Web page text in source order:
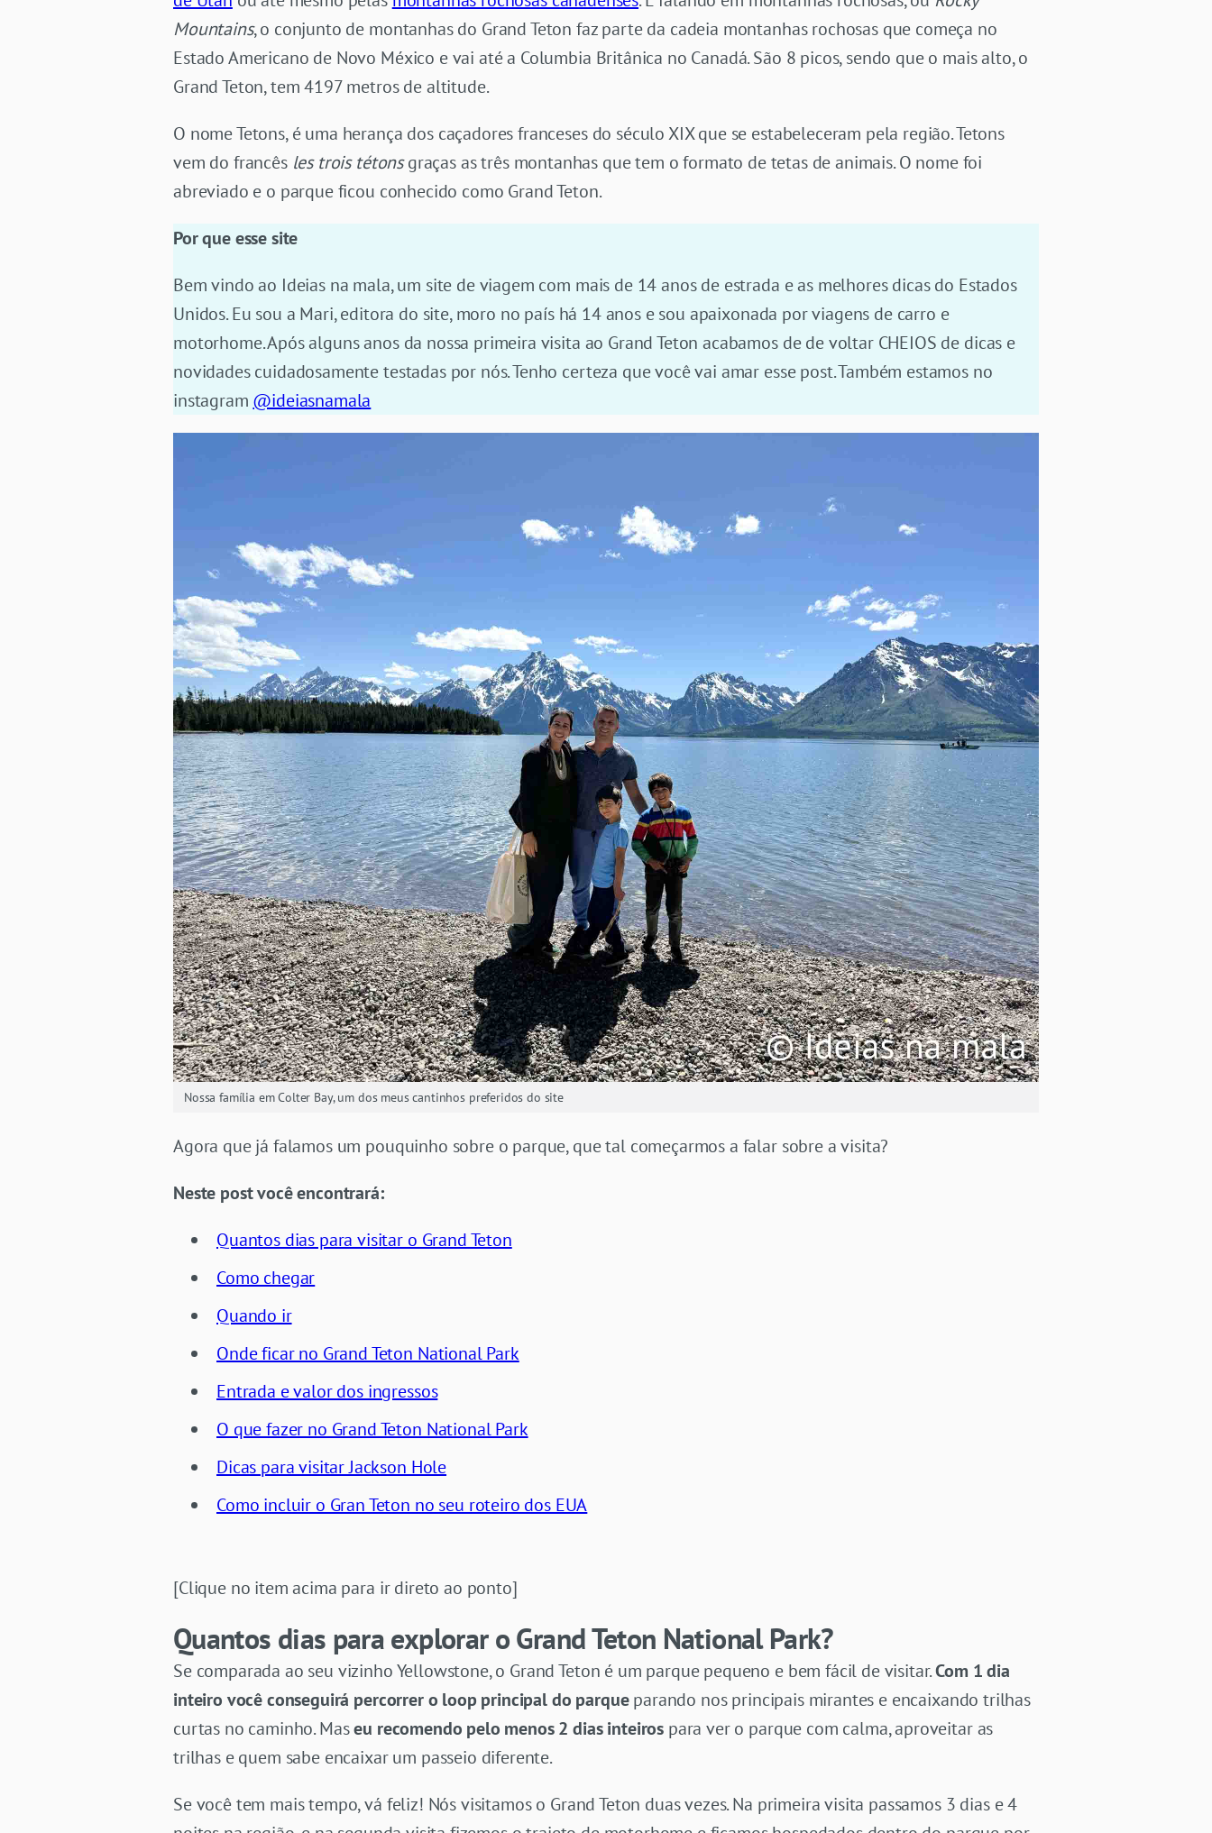
Mountains, o conjunto de montanhas do Grand Teton faz parte da cadeia montanhas rochosas que começa no
Estado Americano de Novo México e vai até a Columbia Britânica no Canadá. São 8 picos, sendo que o mais alto, o
Grand Teton, tem 4197 metros de altitude.
O nome Tetons, é uma herança dos caçadores franceses do século XIX que se estabeleceram pela região. Tetons
vem do francês les trois tétonsgraças as três montanhas que tem o formato de tetas de animais. O nome foi
abreviado e o parque ficou conhecido como Grand Teton.
Por que esse site
Bem vindo ao Ideias na mala, um site de viagem com mais de 14 anos de estrada e as melhores dicas do Estados
Unidos. Eu sou a Mari, editora do site, moro no país há 14 anos e sou apaixonada por viagens de carro e
motorhome. Após alguns anos da nossa primeira visita ao Grand Teton acabamos de de voltar CHEIOS de dicas e
novidades cuidadosamente testadas por nós. Tenho certeza que você vai amar esse post. Também estamos no
instagram @ideiasnamala
Nossa família em Colter Bay, um dos meus cantinhos preferidos do site
Agora que já falamos um pouquinho sobre o parque, que tal começarmos a falar sobre a visita?
Neste post você encontrará:
Quantos dias para visitar o Grand Teton
Como chegar
Quando ir
Onde ficar no Grand Teton National Park
Entrada e valor dos ingressos
O que fazer no Grand Teton National Park
Dicas para visitar Jackson Hole
Como incluir o Gran Teton no seu roteiro dos EUA
[Clique no item acima para ir direto ao ponto]
Quantos dias para explorar o Grand Teton National Park?
Se comparada ao seu vizinho Yellowstone, o Grand Teton é um parque pequeno e bem fácil de visitar.Com 1 dia
inteiro você conseguirá percorrer o loop principal do parqueparando nos principais mirantes e encaixando trilhas
curtas no caminho. Maseu recomendo pelo menos 2 dias inteiros para ver o parque com calma, aproveitar as
trilhas e quem sabe encaixar um passeio diferente.
Se você tem mais tempo, vá feliz! Nós visitamos o Grand Teton duas vezes. Na primeira visita passamos 3 dias e 4